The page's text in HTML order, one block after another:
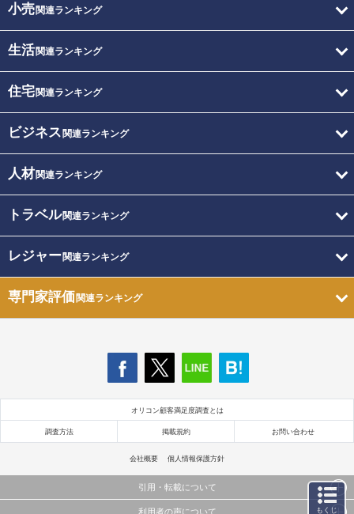
小売関連ランキング
生活関連ランキング
住宅関連ランキング
ビジネス 関連ランキング
人材関連ランキング
トラベル関連ランキング
レジャー関連ランキング
専門家評価関連ランキング
オリコン顧客満足度調査とは
調査方法 掲載規約 お問い合わせ
会社概要 個人情報保護方針
引用・転載について
利用者の声について もくじ